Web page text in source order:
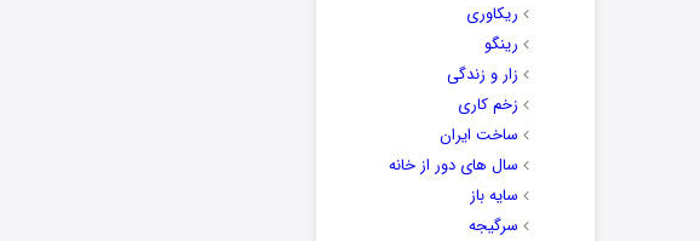
ریکاوری
رینگو
زار و زندگی
زخم کاری
ساخت ایران
سال های دور از خانه
سایه باز
سرگیجه